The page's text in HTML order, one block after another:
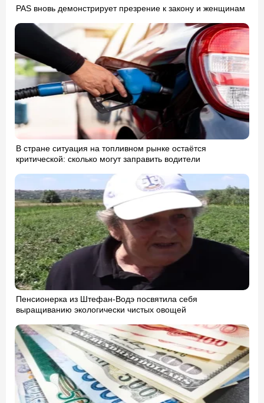
PAS вновь демонстрирует презрение к закону и женщинам
В стране ситуация на топливном рынке остаётся
критической: сколько могут заправить водители
Пенсионерка из Штефан-Водэ посвятила себя
выращиванию экологически чистых овощей